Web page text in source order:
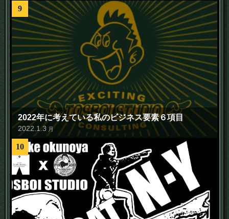
9
2022年に考えている私のビジネス要素６項目
2022 1.3 月
10